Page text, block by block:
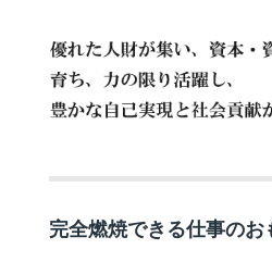
完全燃焼できる仕事のお